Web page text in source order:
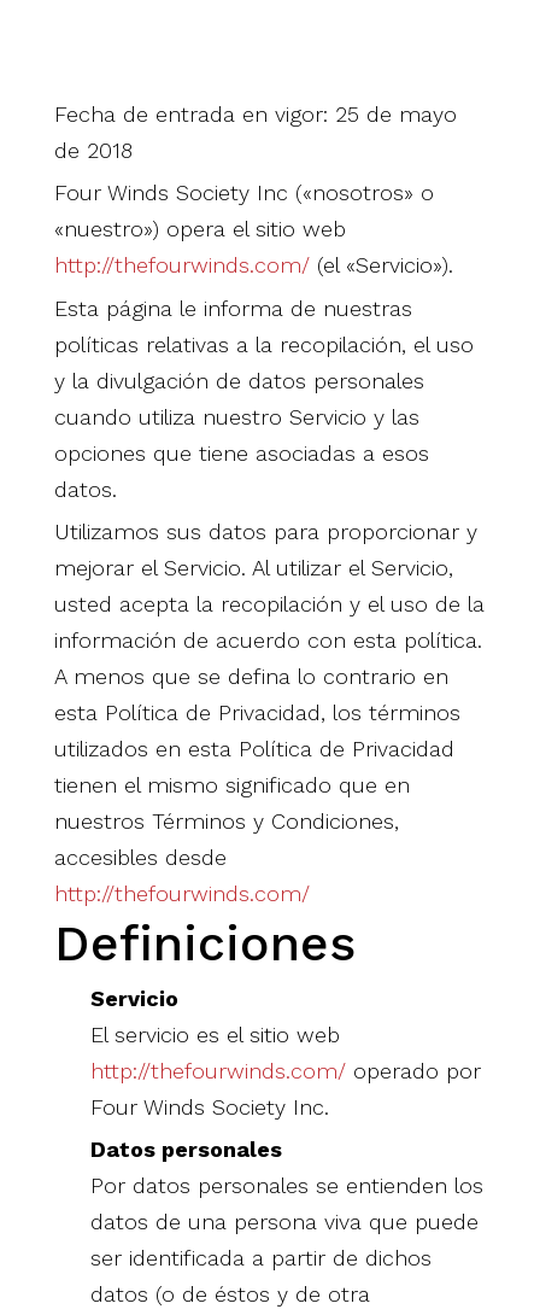
Fecha de entrada en vigor: 25 de mayo
de 2018
Four Winds Society Inc («nosotros» o
«nuestro») opera el sitio web
http://thefourwinds.com/(el «Servicio»).
Esta página le informa de nuestras
políticas relativas a la recopilación, el uso
y la divulgación de datos personales
cuando utiliza nuestro Servicio y las
opciones que tiene asociadas a esos
datos.
Utilizamos sus datos para proporcionar y
mejorar el Servicio. Al utilizar el Servicio,
usted acepta la recopilación y el uso de la
información de acuerdo con esta política.
A menos que se defina lo contrario en
esta Política de Privacidad, los términos
utilizados en esta Política de Privacidad
tienen el mismo significado que en
nuestros Términos y Condiciones,
accesibles desde
http://thefourwinds.com/
Definiciones
Servicio
El servicio es el sitio web
http://thefourwinds.com/operado por
Four Winds Society Inc.
Datos personales
Por datos personales se entienden los
datos de una persona viva que puede
ser identificada a partir de dichos
datos (o de éstos y de otra